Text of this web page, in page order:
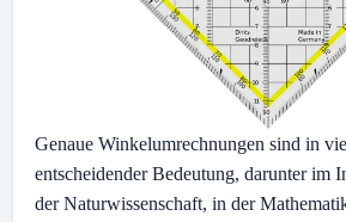
Genaue Winkelumrechnungen sind in
entscheidender Bedeutung, darunter im
der Naturwissenschaft, in der